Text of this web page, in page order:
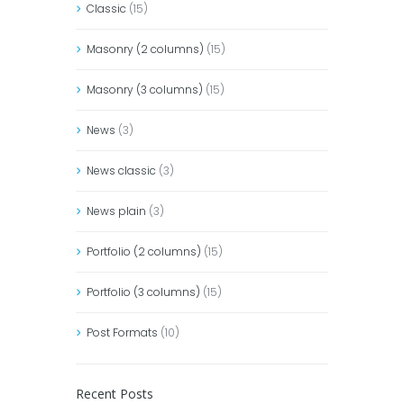
Classic (15)
Masonry (2 columns) (15)
Masonry (3 columns) (15)
News (3)
News classic (3)
News plain (3)
Portfolio (2 columns) (15)
Portfolio (3 columns) (15)
Post Formats (10)
Recent Posts